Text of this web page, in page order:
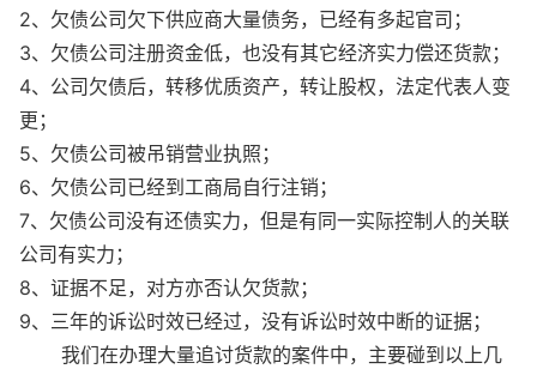
2、欠债公司欠下供应商大量债务，已经有多起官司；
3、欠债公司注册资金低，也没有其它经济实力偿还货款；
4、公司欠债后，转移优质资产，转让股权，法定代表人变
更；
5、欠债公司被吊销营业执照；
6、欠债公司已经到工商局自行注销；
7、欠债公司没有还债实力，但是有同一实际控制人的关联
公司有实力；
8、证据不足，对方亦否认欠货款；
9、三年的诉讼时效已经过，没有诉讼时效中断的证据；
我们在办理大量追讨货款的案件中，主要碰到以上几